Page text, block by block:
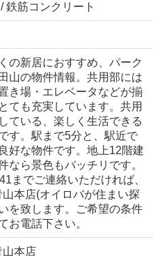
鉄筋コンクリート
の新居におすすめ、パーク
山の物件情報。共用部には
き場・エレベータなどが揃
ても充実しています。共用
ている、楽しく生活できる
す。駅まで5分と、駅近で
好な物件です。地上12階建
なら景色もバッチリです。
までご連絡いただければ、
本店(オイロバが住まい探
を致します。ご希望の条件
お電話下さい。
山本店